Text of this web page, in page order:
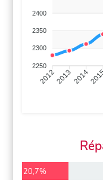
2400
2350
2300
2250
201220132014
20,7%